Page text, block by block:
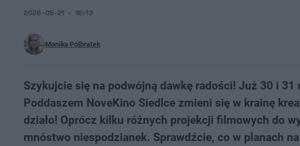
Monika Półbratek
2026-05-21 16:13
Szykujcie się na podwójną dawkę radości! Już 30 i
Poddaszem NoveKino Siedlce zmieni się w krainę
działo! Oprócz kilku różnych projekcji filmowych do
mnóstwo niespodzianek. Sprawdźcie, co w planach